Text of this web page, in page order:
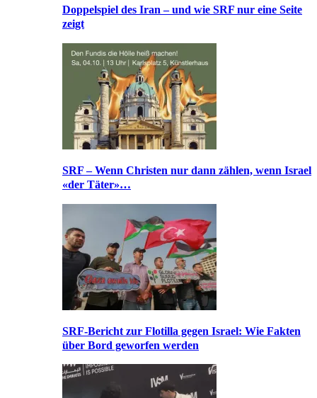
Doppelspiel des Iran – und wie SRF nur eine Seite
zeigt
SRF – Wenn Christen nur dann zählen, wenn Israel
«der Täter»…
SRF-Bericht zur Flotilla gegen Israel: Wie Fakten
über Bord geworfen werden